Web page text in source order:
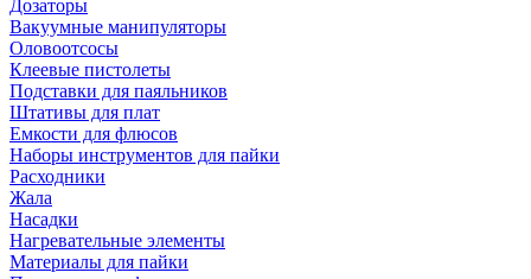
Дозаторы
Вакуумные манипуляторы
Оловоотсосы
Клеевые пистолеты
Подставки для паяльников
Штативы для плат
Емкости для флюсов
Наборы инструментов для пайки
Расходники
Жала
Насадки
Нагревательные элементы
Материалы для пайки